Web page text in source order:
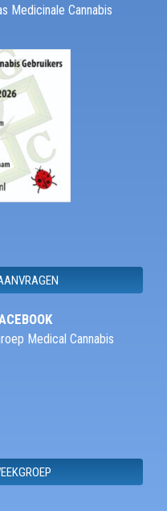
Medicinale Cannabis
Medical Cannabis